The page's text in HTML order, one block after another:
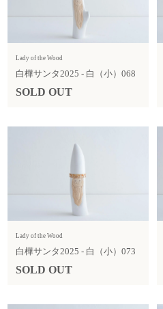
Lady of the Wood
白樺サンタ2025 - 白（小）068
SOLD OUT
Lady of the Wood
白樺サンタ2025 - 白（小）073
SOLD OUT